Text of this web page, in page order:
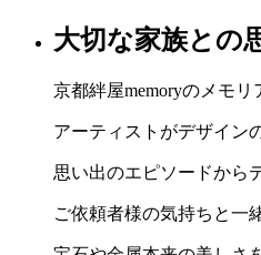
大切な家族との
京都絆屋memoryのメモリ
アーティストがデザイン
思い出のエピソードから
ご依頼者様の気持ちと一